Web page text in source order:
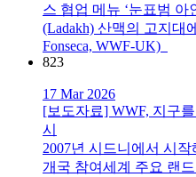
스 협업 메뉴 ‘눈표범
(Ladakh) 산맥의 고지대
Fonseca, WWF-UK)
823
17 Mar 2026
[보도자료] WWF, 지구
시
2007년 시드니에서 시
개국 참여세계 주요 랜